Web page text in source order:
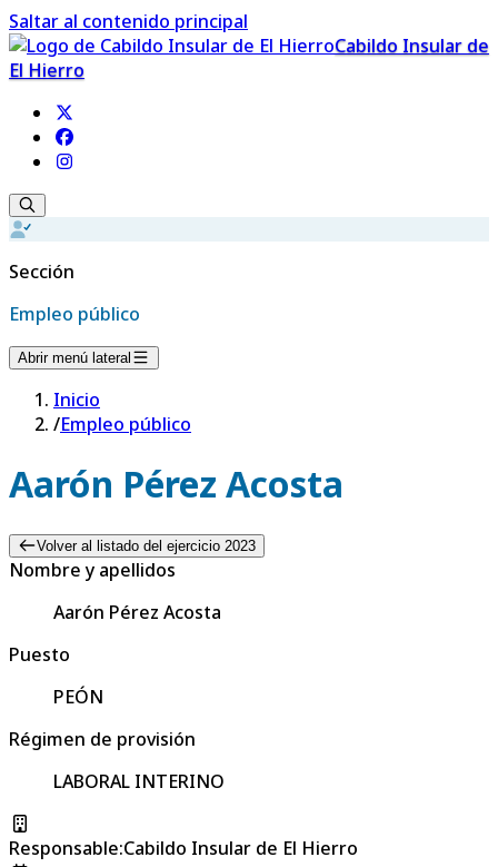
Saltar al contenido principal
Cabildo Insular de
El Hierro
Sección
Empleo público
Abrir menú lateral
Inicio
/Empleo público
Aarón Pérez Acosta
Volver al listado del ejercicio 2023
Nombre y apellidos
Aarón Pérez Acosta
Puesto
PEÓN
Régimen de provisión
LABORAL INTERINO
Responsable:Cabildo Insular de El Hierro